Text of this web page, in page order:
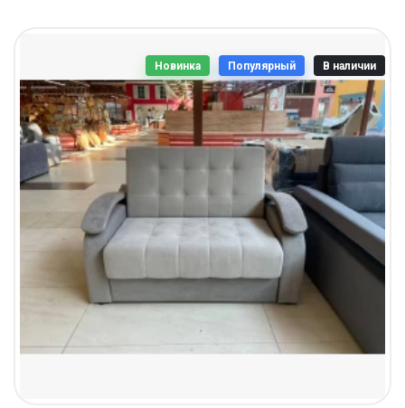
Новинка Популярный В наличии